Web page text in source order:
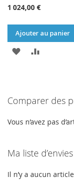
1 024,00 €
Ajouter au panier
AJOUTER
LISTE
D’ENVIE
Comparer des
Vous n’avez pas
Ma liste d’envies
Il n’y a aucun